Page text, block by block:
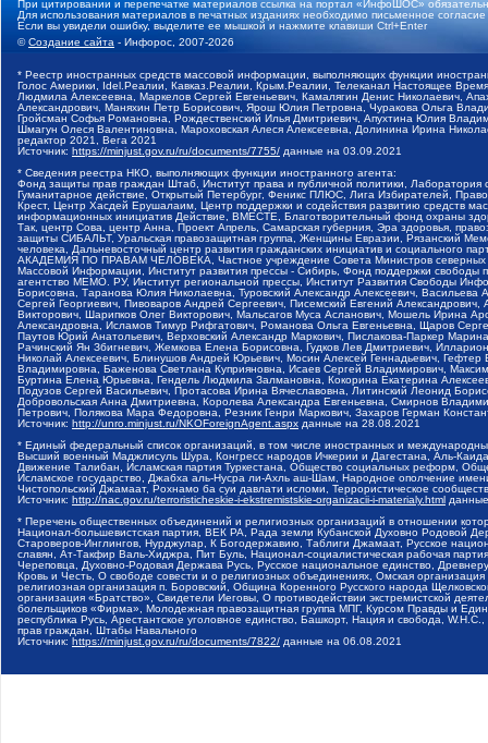
При цитировании и перепечатке материалов ссылка на портал «ИнфоШОС»
Для использования материалов в печатных изданиях необходимо письменное
Если вы увидели ошибку, выделите ее мышкой и нажмите клавиши Ctrl+Enter
©Создание сайта - Инфорос, 2007-2026
* Реестр иностранных средств массовой информации, выполняющих функции
Голос Америки, Idel.Реалии, Кавказ.Реалии, Крым.Реалии, Телеканал Настоящее
Людмила Алексеевна, Маркелов Сергей Евгеньевич, Камалягин Денис Николаевич,
Александрович, Маняхин Петр Борисович, Ярош Юлия Петровна, Чуракова Ольга
Гройсман Софья Романовна, Рождественский Илья Дмитриевич, Апухтина Юлия
Шмагун Олеся Валентиновна, Мароховская Алеся Алексеевна, Долинина Ирина
редактор 2021, Вега 2021
Источник: https://minjust.gov.ru/ru/documents/7755/ данные на 03.09.2021
* Сведения реестра НКО, выполняющих функции иностранного агента:
Фонд защиты прав граждан Штаб, Институт права и публичной политики,
Гуманитарное действие, Открытый Петербург, Феникс ПЛЮС, Лига Избирателей,
Крест, Центр Хасдей Ерушалаим, Центр поддержки и содействия развитию средств
информационных инициатив Действие, ВМЕСТЕ, Благотворительный фонд охраны
Так, центр Сова, центр Анна, Проект Апрель, Самарская губерния, Эра здоровья,
защиты СИБАЛЬТ, Уральская правозащитная группа, Женщины Евразии, Рязанский
человека, Дальневосточный центр развития гражданских инициатив и социального
АКАДЕМИЯ ПО ПРАВАМ ЧЕЛОВЕКА, Частное учреждение Совета Министров северных
Массовой Информации, Институт развития прессы - Сибирь, Фонд поддержки
агентство МЕМО. РУ, Институт региональной прессы, Институт Развития Свободы
Борисовна, Таранова Юлия Николаевна, Туровский Александр Алексеевич,
Сергей Георгиевич, Пивоваров Андрей Сергеевич, Писемский Евгений
Викторович, Шарипков Олег Викторович, Мальсагов Муса Асланович, Мошель Ирина
Александровна, Исламов Тимур Рифгатович, Романова Ольга Евгеньевна, Щаров
Паутов Юрий Анатольевич, Верховский Александр Маркович, Пислакова-Паркер
Рачинский Ян Збигневич, Жемкова Елена Борисовна, Гудков Лев Дмитриевич,
Николай Алексеевич, Блинушов Андрей Юрьевич, Мосин Алексей Геннадьевич,
Владимировна, Баженова Светлана Куприяновна, Исаев Сергей Владимирович,
Буртина Елена Юрьевна, Гендель Людмила Залмановна, Кокорина Екатерина
Подузов Сергей Васильевич, Протасова Ирина Вячеславовна, Литинский Леонид
Добровольская Анна Дмитриевна, Королева Александра Евгеньевна, Смирнов
Петрович, Полякова Мара Федоровна, Резник Генри Маркович, Захаров Герман
Источник: http://unro.minjust.ru/NKOForeignAgent.aspx данные на 28.08.2021
* Единый федеральный список организаций, в том числе иностранных и
Высший военный Маджлисуль Шура, Конгресс народов Ичкерии и Дагестана, Аль-
Движение Талибан, Исламская партия Туркестана, Общество социальных реформ,
Исламское государство, Джабха аль-Нусра ли-Ахль аш-Шам, Народное ополчение
Чистопольский Джамаат, Рохнамо ба суи давлати исломи, Террористическое
Источник: http://nac.gov.ru/terroristicheskie-i-ekstremistskie-organizacii-i-materialy.html
* Перечень общественных объединений и религиозных организаций в отношении
Национал-большевистская партия, ВЕК РА, Рада земли Кубанской Духовно Родовой
Староверов-Инглингов, Нурджулар, К Богодержавию, Таблиги Джамаат, Русское
славян, Ат-Такфир Валь-Хиджра, Пит Буль, Национал-социалистическая рабочая
Череповца, Духовно-Родовая Держава Русь, Русское национальное единство,
Кровь и Честь, О свободе совести и о религиозных объединениях, Омская
религиозная организация п. Боровский, Община Коренного Русского народа
организация «Братство», Свидетели Иеговы, О противодействии экстремистской
болельщиков «Фирма», Молодежная правозащитная группа МПГ, Курсом Правды и
республика Русь, Арестантское уголовное единство, Башкорт, Нация и свобода,
прав граждан, Штабы Навального
Источник: https://minjust.gov.ru/ru/documents/7822/ данные на 06.08.2021